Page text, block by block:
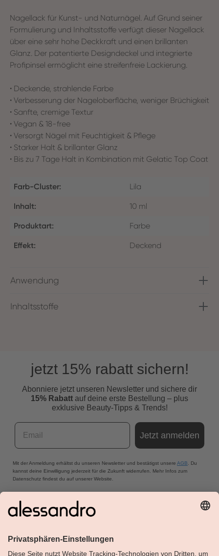
Nagellack für Kunst- und Naturnägel. Auf Grund seiner
Formulierung und Inhaltsstoffe verfügt dieser Nagellack
über eine sehr hohe Deckkraft und einen brillanten
Glanz. Der patentierte Designdeckel und integrierte
Profipinsel ermöglicht eine streifenfreie Lackierung.
• Deckende, strahlende Farbe
• Verbesserung der Nageloberfläche, weniger Brüchigkeit
• Sanfte, cremige Textur
• Vegan & 18-free
• Versorgt Nägel mit Feuchtigkeit & Pflege
• Starker Halt & brillanter Glanz
• Bis zu 7 Tage Halt in Kombination mit Gelatic Top Coat
Farb-Cluster: Lila
Inhalt: 10 ml
Produktart: Farbe
Effekt: Deckend
Anwendung
Inhaltsstoffe
jetzt 15% rabatt sichern!
Abonniere jetzt unseren Newsletter und sichere dir
15% Rabatt auf deine erste Bestellung – plus
exklusive Beauty-Tipps & Trends!
Email
Jetzt anmelden
Mit der Anmeldung erhältst du unseren Newsletter und bestätigst unsere AGB . Du
kannst deine Einwilligung jederzeit für die Zukunft widerrufen. Mehr Infos zum
Datenschutz findest du auf unserer Website.
Über Alessandro